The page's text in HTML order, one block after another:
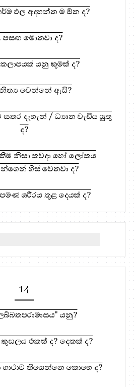
ඵල අදහන්න ම ඕන ද?
පසඟ මොනවා ද?
කලාපයක් යනු කුමක් ද?
වෙන්නේ ඇයි?
සතර දැහැන් / ධ්‍යාන වැඩිය යුතු
ද?
නිසා කවදා හෝ ලෝකය
හිස් වෙනවා ද?
ශරීරය තුළ දෙයක් ද?
14
යනු?
කුසලය එකක් ද? දෙකක් ද?
ගාථාව තියෙන්නෙ කොහෙ ද?